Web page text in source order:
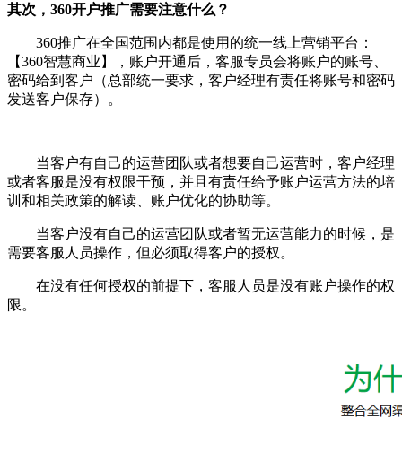
其次，360开户推广需要注意什么？
360推广在全国范围内都是使用的统一线上营销平台：
【360智慧商业 】，账户开通后，客服专员会将账户的账号、
密码给到客户（总部统一要求，客户经理有责任将账号和密码
发送客户保存）。
当客户有自己的运营团队或者想要自己运营时，客户经理
或者客服是没有权限干预，并且有责任给予账户运营方法的培
训和相关政策的解读、账户优化的协助等。
当客户没有自己的运营团队或者暂无运营能力的时候，是
需要客服人员操作，但必须取得客户的授权。
在没有任何授权的前提下，客服人员是没有账户操作的权
限。